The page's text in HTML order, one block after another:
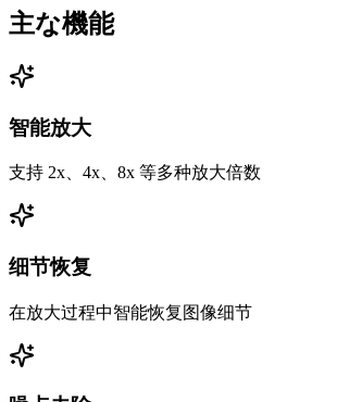
主な機能
智能放大
支持 2x、4x、8x 等多种放大倍数
细节恢复
在放大过程中智能恢复图像细节